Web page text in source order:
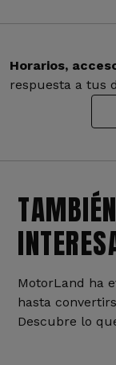
Horarios,
respuesta a tus
MotorLand ha
hasta
Descubre lo